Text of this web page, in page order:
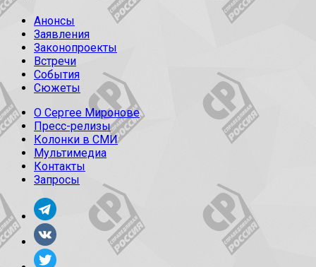
Анонсы
Заявления
Законопроекты
Встречи
События
Сюжеты
О Сергее Миронове
Пресс-релизы
Колонки в СМИ
Мультимедиа
Контакты
Запросы